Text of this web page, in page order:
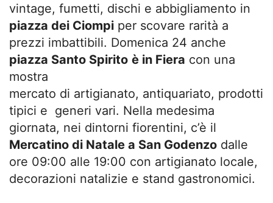
vintage, fumetti, dischi e abbigliamento in
piazza dei Ciompi per scovare rarità a
prezzi imbattibili. Domenica 24 anche
piazza Santo Spirito è in Fiera con una
mostra
mercato di artigianato, antiquariato, prodotti
tipici e generi vari. Nella medesima
giornata, nei dintorni fiorentini, c’è il
Mercatino di Natale a San Godenzo dalle
ore 09:00 alle 19:00 con artigianato locale,
decorazioni natalizie e stand gastronomici.